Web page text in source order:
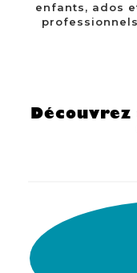
enfants, ados